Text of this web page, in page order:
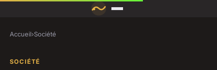
Accueil›Société
SOCIÉTÉ